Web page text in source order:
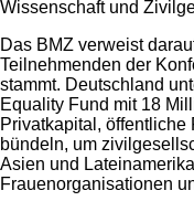
Wissenschaft und
Das BMZ verweist
Teilnehmenden der
stammt. Deutschland
Equality Fund mit 18
Privatkapital,
bündeln, um
Asien und
Frauenorganisationen